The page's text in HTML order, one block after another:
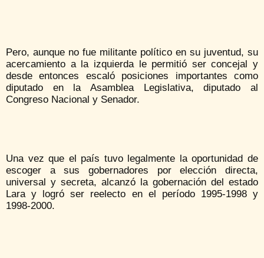
Pero, aunque no fue militante político en su juventud, su
acercamiento a la izquierda le permitió ser concejal y
desde entonces escaló posiciones importantes como
diputado en la Asamblea Legislativa, diputado al
Congreso Nacional y Senador.
Una vez que el país tuvo legalmente la oportunidad de
escoger a sus gobernadores por elección directa,
universal y secreta, alcanzó la gobernación del estado
Lara y logró ser reelecto en el período 1995-1998 y
1998-2000.